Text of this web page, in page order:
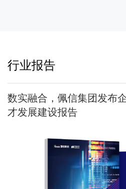
行业报告
数实融合，佩信集团发布
才发展建设报告